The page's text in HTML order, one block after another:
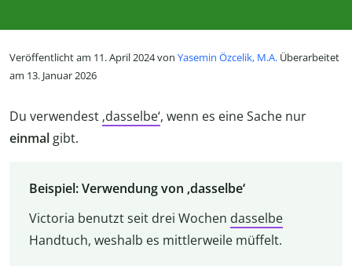
Veröffentlicht am 11. April 2024 von Yasemin Özcelik, M.A. Überarbeitet
am 13. Januar 2026
Du verwendest ‚dasselbe‘, wenn es eine Sache nur
einmal gibt.
Beispiel: Verwendung von ‚dasselbe‘
Victoria benutzt seit drei Wochen dasselbe
Handtuch, weshalb es mittlerweile müffelt.